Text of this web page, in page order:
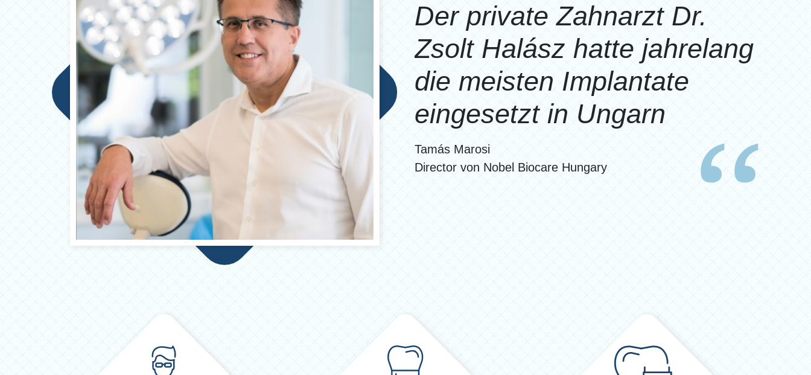
Der private Zahnarzt Dr.
Zsolt Halász hatte jahrelang
die meisten Implantate
eingesetzt in Ungarn
Tamás Marosi
Director von Nobel Biocare Hungary